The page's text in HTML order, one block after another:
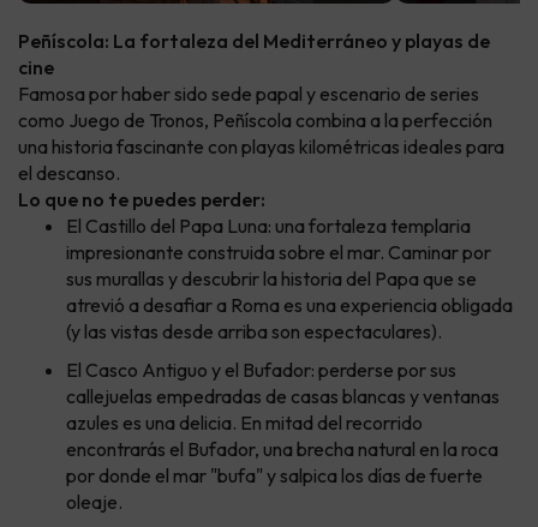
Peñíscola: La fortaleza del Mediterráneo y playas de
cine
Famosa por haber sido sede papal y escenario de series
como Juego de Tronos, Peñíscola combina a la perfección
una historia fascinante con playas kilométricas ideales para
el descanso.
Lo que no te puedes perder:
El Castillo del Papa Luna: una fortaleza templaria
impresionante construida sobre el mar. Caminar por
sus murallas y descubrir la historia del Papa que se
atrevió a desafiar a Roma es una experiencia obligada
(y las vistas desde arriba son espectaculares).
El Casco Antiguo y el Bufador: perderse por sus
callejuelas empedradas de casas blancas y ventanas
azules es una delicia. En mitad del recorrido
encontrarás el Bufador, una brecha natural en la roca
por donde el mar "bufa" y salpica los días de fuerte
oleaje.